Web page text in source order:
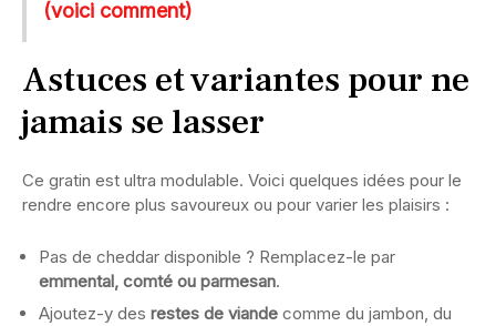
(voici comment)
Astuces et variantes pour ne
jamais se lasser
Ce gratin est ultra modulable. Voici quelques idées pour le
rendre encore plus savoureux ou pour varier les plaisirs :
Pas de cheddar disponible ? Remplacez-le par
emmental, comté ou parmesan.
Ajoutez-y des restes de viande comme du jambon, du